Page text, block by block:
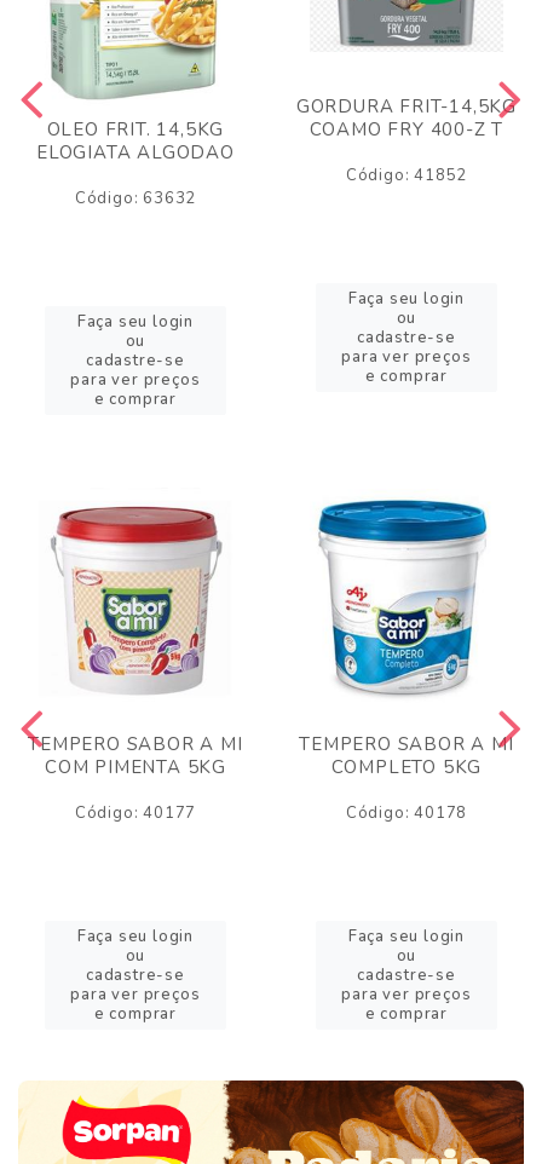
OLEO FRIT. 14,5KG
ELOGIATA ALGODAO
Código: 63632
Faça seu login
ou
cadastre-se
para ver preços
e comprar
GORDURA FRIT-14,5KG
COAMO FRY 400-Z T
Código: 41852
Faça seu login
ou
cadastre-se
para ver preços
e comprar
TEMPERO SABOR A MI
COM PIMENTA 5KG
Código: 40177
Faça seu login
ou
cadastre-se
para ver preços
e comprar
TEMPERO SABOR A MI
COMPLETO 5KG
Código: 40178
Faça seu login
ou
cadastre-se
para ver preços
e comprar